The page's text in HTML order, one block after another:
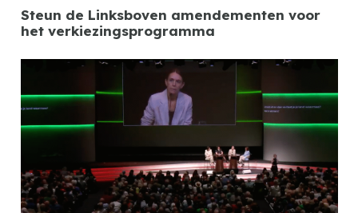
Steun de Linksboven amendementen voor
het verkiezingsprogramma